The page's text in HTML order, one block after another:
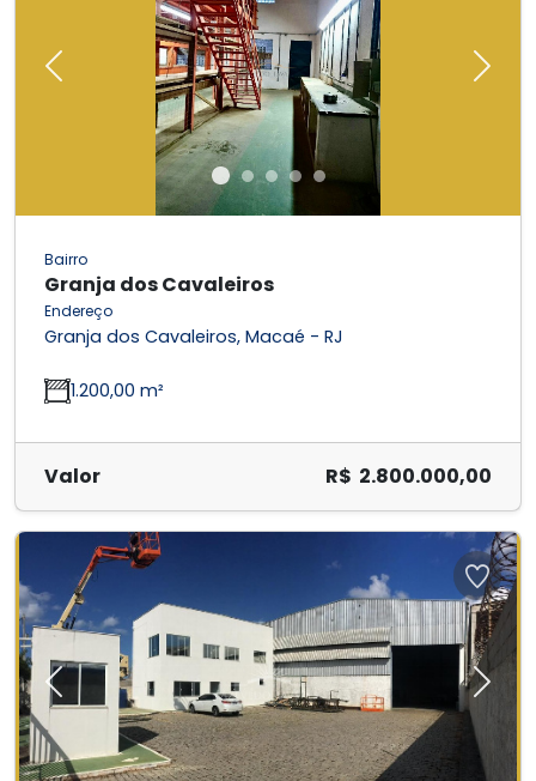
Previous Next
Bairro
Granja dos Cavaleiros
Endereço
Granja dos Cavaleiros, Macaé - RJ
1.200,00 m²
Valor R$ 2.800.000,00
Previous Next